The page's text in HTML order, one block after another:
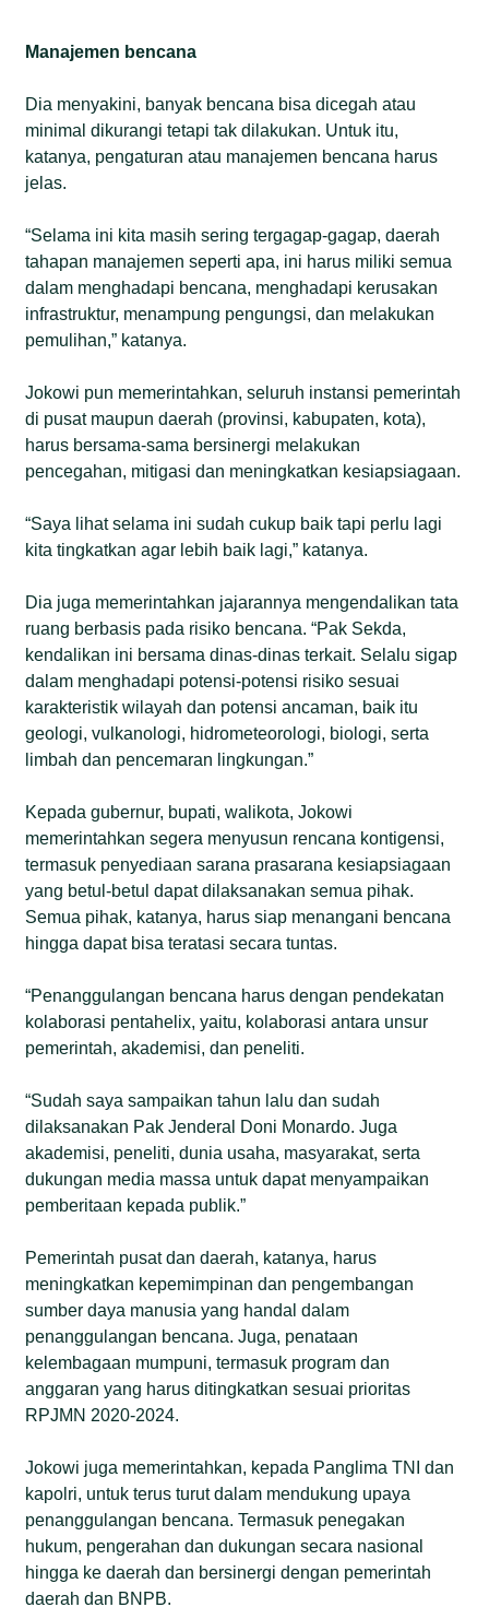
Manajemen bencana
Dia menyakini, banyak bencana bisa dicegah atau
minimal dikurangi tetapi tak dilakukan. Untuk itu,
katanya, pengaturan atau manajemen bencana harus
jelas.
“Selama ini kita masih sering tergagap-gagap, daerah
tahapan manajemen seperti apa, ini harus miliki semua
dalam menghadapi bencana, menghadapi kerusakan
infrastruktur, menampung pengungsi, dan melakukan
pemulihan,” katanya.
Jokowi pun memerintahkan, seluruh instansi pemerintah
di pusat maupun daerah (provinsi, kabupaten, kota),
harus bersama-sama bersinergi melakukan
pencegahan, mitigasi dan meningkatkan kesiapsiagaan.
“Saya lihat selama ini sudah cukup baik tapi perlu lagi
kita tingkatkan agar lebih baik lagi,” katanya.
Dia juga memerintahkan jajarannya mengendalikan tata
ruang berbasis pada risiko bencana. “Pak Sekda,
kendalikan ini bersama dinas-dinas terkait. Selalu sigap
dalam menghadapi potensi-potensi risiko sesuai
karakteristik wilayah dan potensi ancaman, baik itu
geologi, vulkanologi, hidrometeorologi, biologi, serta
limbah dan pencemaran lingkungan.”
Kepada gubernur, bupati, walikota, Jokowi
memerintahkan segera menyusun rencana kontigensi,
termasuk penyediaan sarana prasarana kesiapsiagaan
yang betul-betul dapat dilaksanakan semua pihak.
Semua pihak, katanya, harus siap menangani bencana
hingga dapat bisa teratasi secara tuntas.
“Penanggulangan bencana harus dengan pendekatan
kolaborasi pentahelix, yaitu, kolaborasi antara unsur
pemerintah, akademisi, dan peneliti.
“Sudah saya sampaikan tahun lalu dan sudah
dilaksanakan Pak Jenderal Doni Monardo. Juga
akademisi, peneliti, dunia usaha, masyarakat, serta
dukungan media massa untuk dapat menyampaikan
pemberitaan kepada publik.”
Pemerintah pusat dan daerah, katanya, harus
meningkatkan kepemimpinan dan pengembangan
sumber daya manusia yang handal dalam
penanggulangan bencana. Juga, penataan
kelembagaan mumpuni, termasuk program dan
anggaran yang harus ditingkatkan sesuai prioritas
RPJMN 2020-2024.
Jokowi juga memerintahkan, kepada Panglima TNI dan
kapolri, untuk terus turut dalam mendukung upaya
penanggulangan bencana. Termasuk penegakan
hukum, pengerahan dan dukungan secara nasional
hingga ke daerah dan bersinergi dengan pemerintah
daerah dan BNPB.